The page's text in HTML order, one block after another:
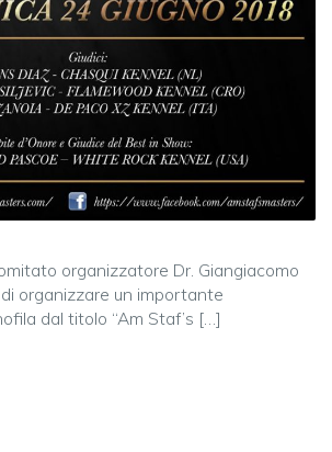
organizzatore Dr. Giangiacomo
organizzare un importante
dal titolo “Am Staf’s […]